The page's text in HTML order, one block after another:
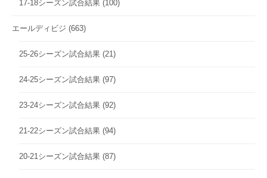
17-18シーズン試合結果 (100)
エールディビジ (663)
25-26シーズン試合結果 (21)
24-25シーズン試合結果 (97)
23-24シーズン試合結果 (92)
21-22シーズン試合結果 (94)
20-21シーズン試合結果 (87)